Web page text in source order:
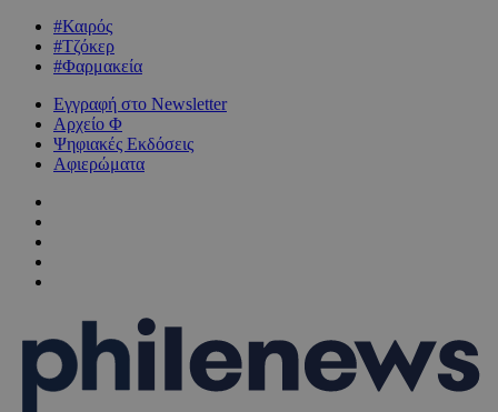
#Καιρός
#Τζόκερ
#Φαρμακεία
Εγγραφή στο Newsletter
Αρχείο Φ
Ψηφιακές Εκδόσεις
Αφιερώματα